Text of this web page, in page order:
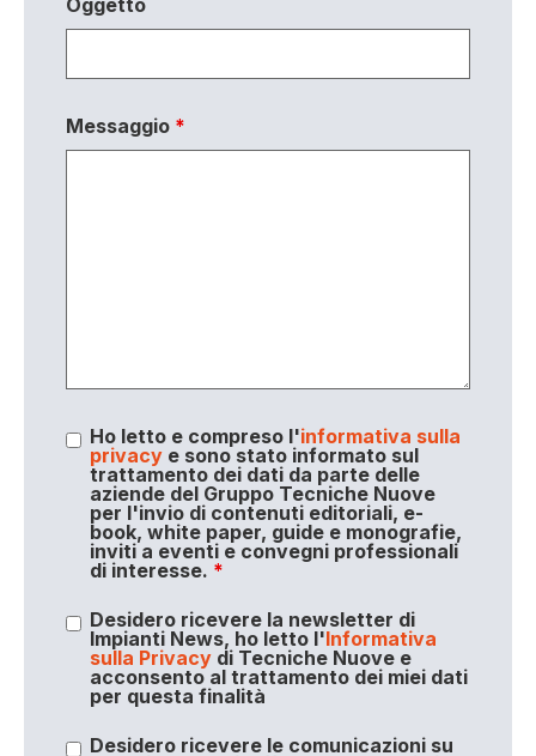
Messaggio *
Ho letto e compreso l'informativa sulla
privacye sono stato informato sul
trattamento dei dati da parte delle
aziende del Gruppo Tecniche Nuove
per l'invio di contenuti editoriali, e-
book, white paper, guide e monografie,
inviti a eventi e convegni professionali
di interesse. *
Desidero ricevere la newsletter di
Impianti News, ho letto l'Informativa
sulla Privacydi Tecniche Nuove e
acconsento al trattamento dei miei dati
per questa finalità
Desidero ricevere le comunicazioni su